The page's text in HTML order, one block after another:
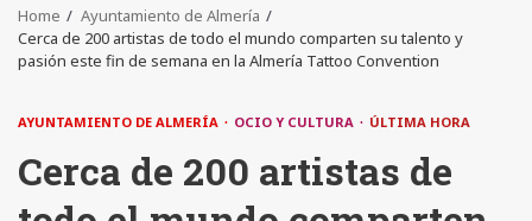
Home
Ayuntamiento de Almería
Cerca de 200 artistas de todo el mundo comparten su talento y
pasión este fin de semana en la Almería Tattoo Convention
AYUNTAMIENTO DE ALMERÍA OCIO Y CULTURA ÚLTIMA HORA
Cerca de 200 artistas de